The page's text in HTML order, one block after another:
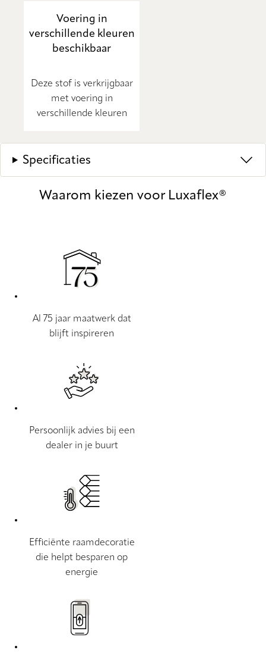
Voering in
verschillende kleuren
beschikbaar
Deze stof is verkrijgbaar
met voering in
verschillende kleuren
Specificaties
Waarom kiezen voor Luxaflex®
Al 75 jaar maatwerk dat
blijft inspireren
Persoonlijk advies bij een
dealer in je buurt
Efficiënte raamdecoratie
die helpt besparen op
energie